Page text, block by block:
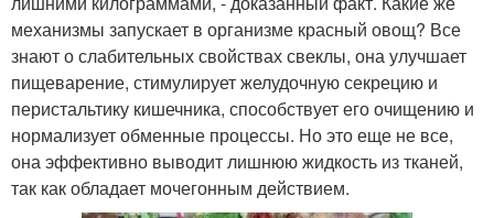
механизмы запускает в организме красный овощ? Все
знают о слабительных свойствах свеклы, она улучшает
пищеварение, стимулирует желудочную секрецию и
перистальтику кишечника, способствует его очищению и
нормализует обменные процессы. Но это еще не все,
она эффективно выводит лишнюю жидкость из тканей,
так как обладает мочегонным действием.